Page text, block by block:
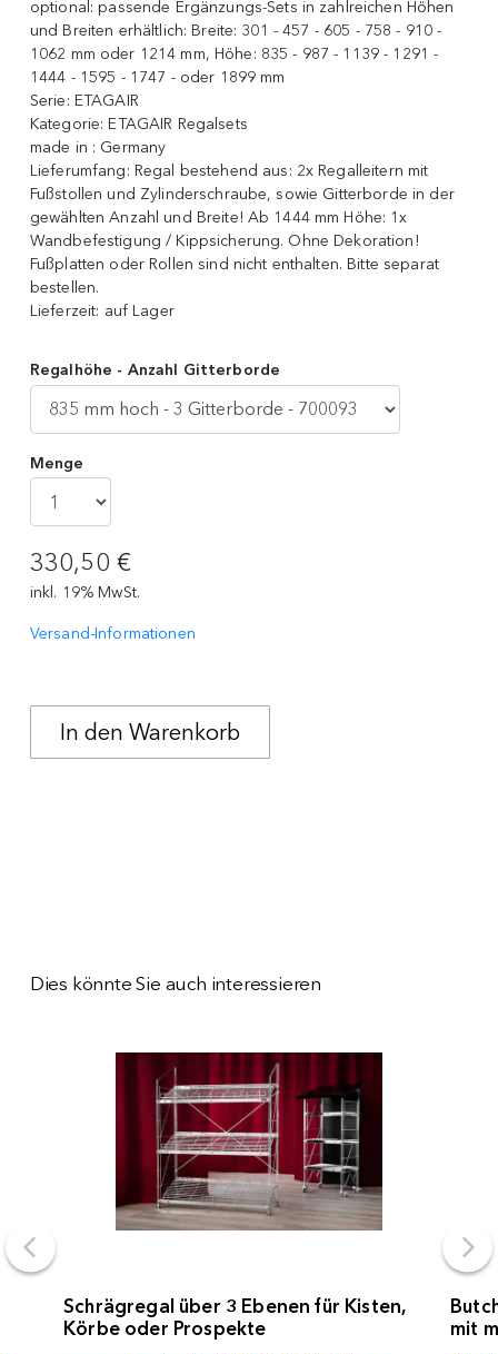
optional: passende Ergänzungs-Sets in zahlreichen Höhen
und Breiten erhältlich: Breite: 301 - 457 - 605 - 758 - 910 -
1062 mm oder 1214 mm, Höhe: 835 - 987 - 1139 - 1291 -
1444 - 1595 - 1747 - oder 1899 mm
Serie: ETAGAIR
Kategorie: ETAGAIR Regalsets
made in : Germany
Lieferumfang: Regal bestehend aus: 2x Regalleitern mit
Fußstollen und Zylinderschraube, sowie Gitterborde in der
gewählten Anzahl und Breite! Ab 1444 mm Höhe: 1x
Wandbefestigung / Kippsicherung . Ohne Dekoration!
Fußplatten oder Rollen sind nicht enthalten. Bitte separat
bestellen.
Lieferzeit: auf Lager
Regalhöhe - Anzahl Gitterborde
Menge
330,50 €
inkl. 19% MwSt.
Versand-Informationen
Dies könnte Sie auch interessieren
Schrägregal über 3 Ebenen für Kisten,
Körbe oder Prospekte
mit